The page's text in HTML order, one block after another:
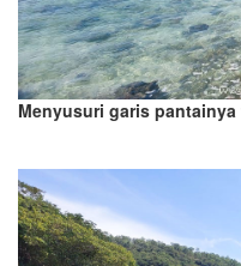
Menyusuri garis